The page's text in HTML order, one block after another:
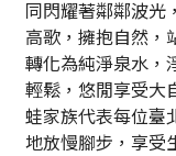
同閃耀著鄰鄰波光
高歌，擁抱自然，
轉化為純淨泉水，
輕鬆，悠閒享受大
蛙家族代表每位臺
地放慢腳步，享受